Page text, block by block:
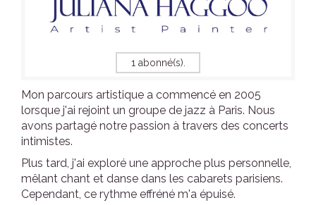
1 abonné(s).
Mon parcours artistique a commencé en 2005
lorsque j'ai rejoint un groupe de jazz à Paris. Nous
avons partagé notre passion à travers des concerts
intimistes.
Plus tard, j'ai exploré une approche plus personnelle,
mêlant chant et danse dans les cabarets parisiens.
Cependant, ce rythme effréné m'a épuisé.